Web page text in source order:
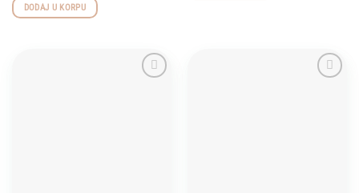
DODAJ U KORPU